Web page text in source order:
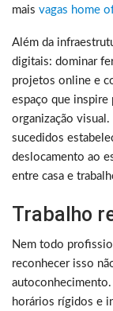
mais vagas home
Além da
digitais: dominar
projetos online e
espaço que inspire
organização
sucedidos
deslocamento ao
entre casa e
Trabalho
Nem todo
reconhecer isso
autoconhecimento.
horários rígidos e